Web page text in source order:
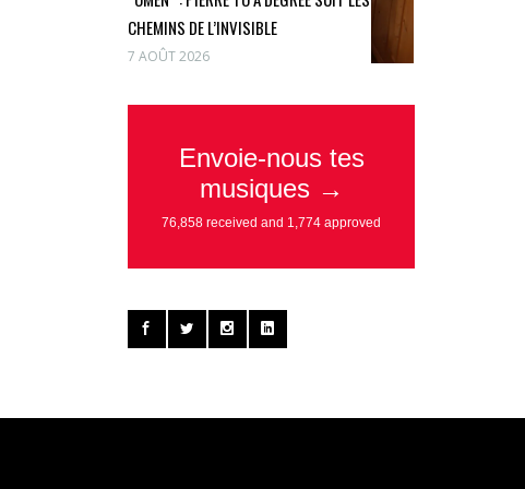
CHEMINS DE L’INVISIBLE
7 AOÛT 2026